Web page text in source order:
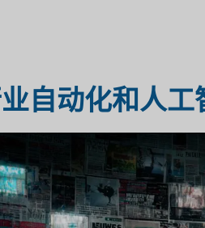
工业市场研究
自动化和人工